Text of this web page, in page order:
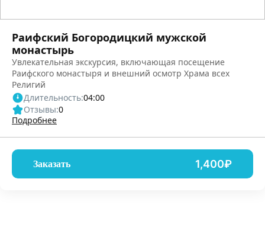
Раифский Богородицкий мужской
монастырь
Увлекательная экскурсия, включающая посещение
Раифского монастыря и внешний осмотр Храма всех
Религий
Длительность:04:00
Отзывы:0
Подробнее
Заказать 1,400₽